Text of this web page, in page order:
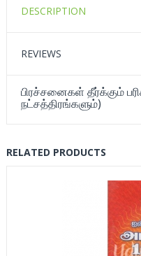
DESCRIPTION
REVIEWS
பிரச்சனைகள் தீர்க்கும்
நட்சத்திரங்களும்)
RELATED PRODUCTS